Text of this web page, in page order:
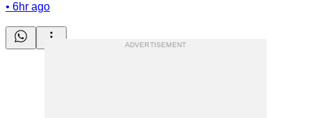
• 6hr ago
ADVERTISEMENT